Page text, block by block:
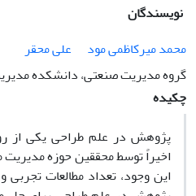
نویسندگان
محمد میرکاظمی مود
علی محقر
گروه مدیریت صنعتی، دانشکده
چکیده
پژوهش در علم طراحی یکی از
اخیراً توسط محققین حوزه مدیریت
این وجود، تعداد مطالعات